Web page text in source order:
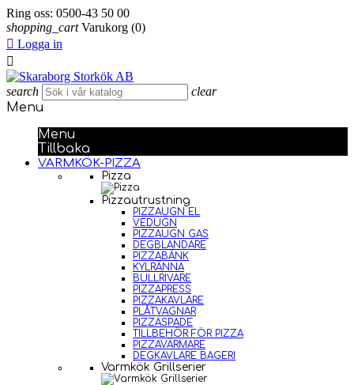
Ring oss: 0500-43 50 00
shopping_cart Varukorg (0)
 Logga in

search clear
Menu
Menu
Tillbaka
VARMKÖK-PIZZA
Pizza
Pizzautrustning
PIZZAUGN EL
VEDUGN
PIZZAUGN GAS
DEGBLANDARE
PIZZABÄNK
KYLRÄNNA
BULLRIVARE
PIZZAPRESS
PIZZAKAVLARE
PLÅTVAGNAR
PIZZASPADE
TILLBEHÖR FÖR PIZZA
PIZZAVÄRMARE
DEGKAVLARE BAGERI
Varmkök Grillserier